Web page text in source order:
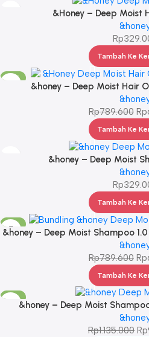
&Honey – Deep Moist
Rp
Tambah Ke
-17%
&honey – Deep Moist Hair
Rp789.600 Rp
Tambah Ke
&honey – Deep Moist
Rp
Tambah Ke
-17%
&honey – Deep Moist Shampoo
3.0
Rp789.600 Rp
Tambah Ke
-13%
&honey – Deep Moist
Treatment 2.0 445Gr & Deep
Rp1.135.000 Rp